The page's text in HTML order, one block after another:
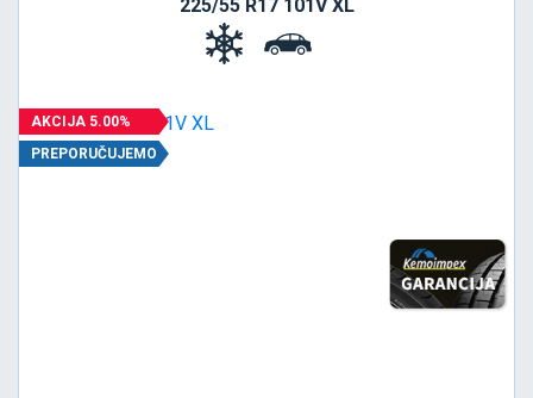
225/55 R17 101V XL
AKCIJA 5.00%
PREPORUČUJEMO